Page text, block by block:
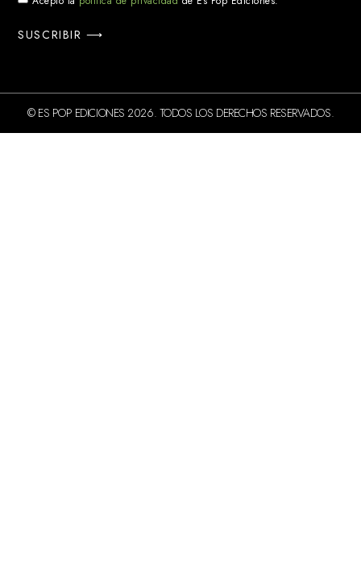
SUSCRIBIR ⟶
© ES POP EDICIONES 2026. TODOS LOS DERECHOS RESERVADOS.